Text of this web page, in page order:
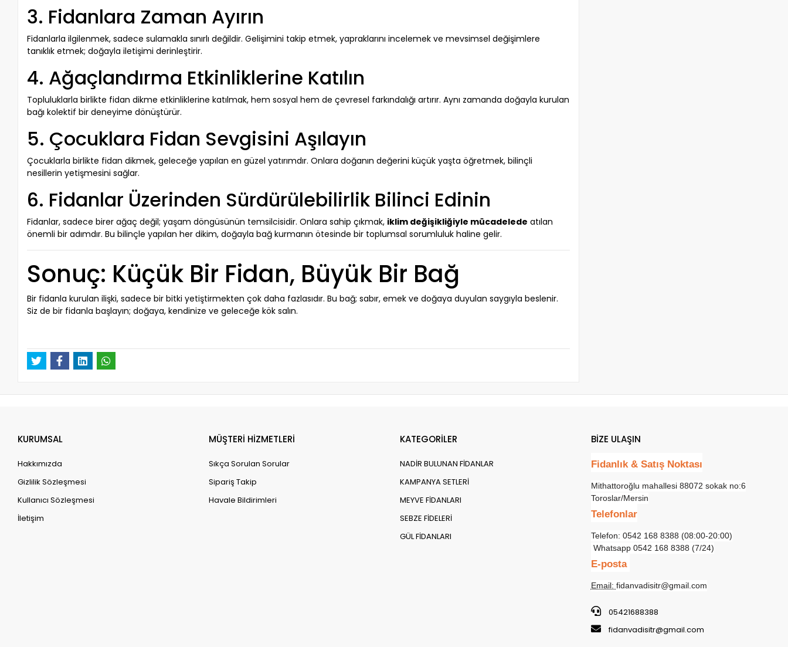
3. Fidanlara Zaman Ayırın
Fidanlarla ilgilenmek, sadece sulamakla sınırlı değildir. Gelişimini takip etmek, yapraklarını incelemek ve mevsimsel değişimlere
tanıklık etmek; doğayla iletişimi derinleştirir.
4. Ağaçlandırma Etkinliklerine Katılın
Topluluklarla birlikte fidan dikme etkinliklerine katılmak, hem sosyal hem de çevresel farkındalığı artırır. Aynı zamanda doğayla kurulan
bağı kolektif bir deneyime dönüştürür.
5. Çocuklara Fidan Sevgisini Aşılayın
Çocuklarla birlikte fidan dikmek, geleceğe yapılan en güzel yatırımdır. Onlara doğanın değerini küçük yaşta öğretmek, bilinçli
nesillerin yetişmesini sağlar.
6. Fidanlar Üzerinden Sürdürülebilirlik Bilinci Edinin
Fidanlar, sadece birer ağaç değil; yaşam döngüsünün temsilcisidir. Onlara sahip çıkmak, iklim değişikliğiyle mücadelede atılan
önemli bir adımdır. Bu bilinçle yapılan her dikim, doğayla bağ kurmanın ötesinde bir toplumsal sorumluluk haline gelir.
Sonuç: Küçük Bir Fidan, Büyük Bir Bağ
Bir fidanla kurulan ilişki, sadece bir bitki yetiştirmekten çok daha fazlasıdır. Bu bağ; sabır, emek ve doğaya duyulan saygıyla beslenir.
Siz de bir fidanla başlayın; doğaya, kendinize ve geleceğe kök salın.
KURUMSAL
Hakkımızda
Gizlilik Sözleşmesi
Kullanıcı Sözleşmesi
İletişim
MÜŞTERİ HİZMETLERİ
Sıkça Sorulan Sorular
Sipariş Takip
Havale Bildirimleri
KATEGORİLER
NADİR BULUNAN FİDANLAR
KAMPANYA SETLERİ
MEYVE FİDANLARI
SEBZE FİDELERİ
GÜL FİDANLARI
BİZE ULAŞIN
Fidanlık & Satış Noktası
Mithattoroğlu mahallesi 88072 sokak no:6
Toroslar/Mersin
Telefonlar
Telefon: 0542 168 8388 (08:00-20:00)
Whatsapp 0542 168 8388 (7/24)
E-posta
Email: fidanvadisitr@gmail.com
05421688388
fidanvadisitr@gmail.com